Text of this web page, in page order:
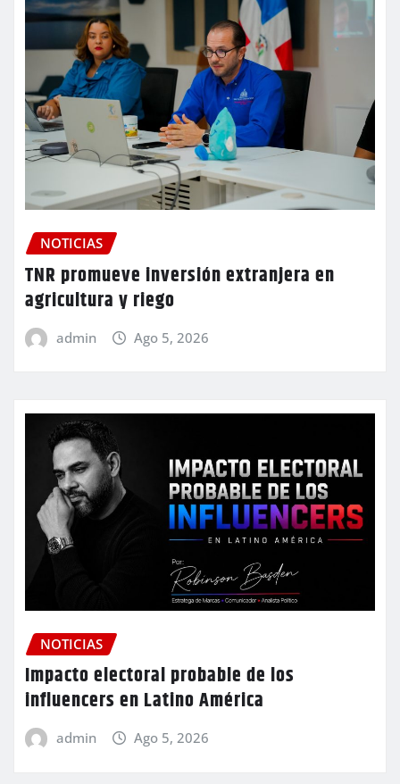
NOTICIAS
TNR promueve inversión extranjera en
agricultura y riego
admin Ago 5, 2026
NOTICIAS
Impacto electoral probable de los
influencers en Latino América
admin Ago 5, 2026